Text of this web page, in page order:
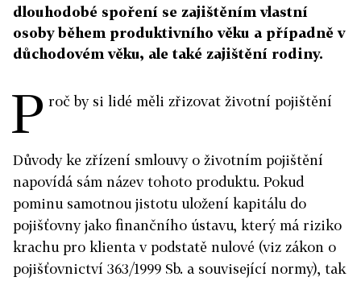
dlouhodobé spoření se zajištěním vlastní
osoby během produktivního věku a případně v
důchodovém věku, ale také zajištění rodiny.
P roč by si lidé měli zřizovat životní pojištění
Důvody ke zřízení smlouvy o životním pojištění
napovídá sám název tohoto produktu. Pokud
pominu samotnou jistotu uložení kapitálu do
pojišťovny jako finančního ústavu, který má riziko
krachu pro klienta v podstatě nulové (viz zákon o
pojišťovnictví 363/1999 Sb. a související normy), tak